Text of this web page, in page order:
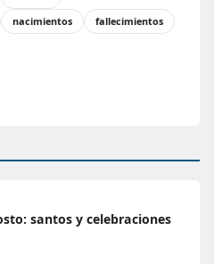
nacimientos fallecimientos
santos y celebraciones